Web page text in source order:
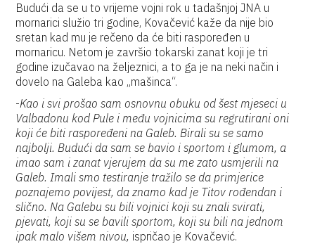
Budući da se u to vrijeme vojni rok u tadašnjoj JNA u
mornarici služio tri godine, Kovačević kaže da nije bio
sretan kad mu je rečeno da će biti raspoređen u
mornaricu. Netom je završio tokarski zanat koji je tri
godine izučavao na željeznici, a to ga je na neki način i
dovelo na Galeba kao „mašinca“.
-Kao i svi prošao sam osnovnu obuku od šest mjeseci u
Valbadonu kod Pule i među vojnicima su regrutirani oni
koji će biti raspoređeni na Galeb. Birali su se samo
najbolji. Budući da sam se bavio i sportom i glumom, a
imao sam i zanat vjerujem da su me zato usmjerili na
Galeb. Imali smo testiranje tražilo se da primjerice
poznajemo povijest, da znamo kad je Titov rođendan i
slično. Na Galebu su bili vojnici koji su znali svirati,
pjevati, koji su se bavili sportom, koji su bili na jednom
ipak malo višem nivou, ispričao je Kovačević.